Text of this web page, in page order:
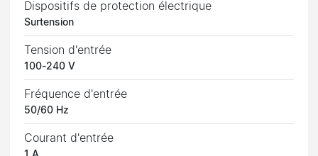
Dispositifs de protection électrique
Surtension
Tension d'entrée
100-240 V
Fréquence d'entrée
50/60 Hz
Courant d'entrée